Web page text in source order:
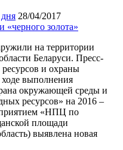
28/04/2017
на территории
Беларуси. Пресс-
и охраны
выполнения
окружающей среды и
ресурсов» на 2016 –
«НПЦ по
площади
выявлена новая